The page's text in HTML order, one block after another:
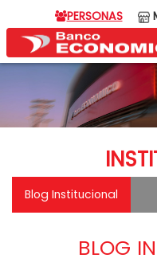
PERSONAS
Blog Institucional
BLOG